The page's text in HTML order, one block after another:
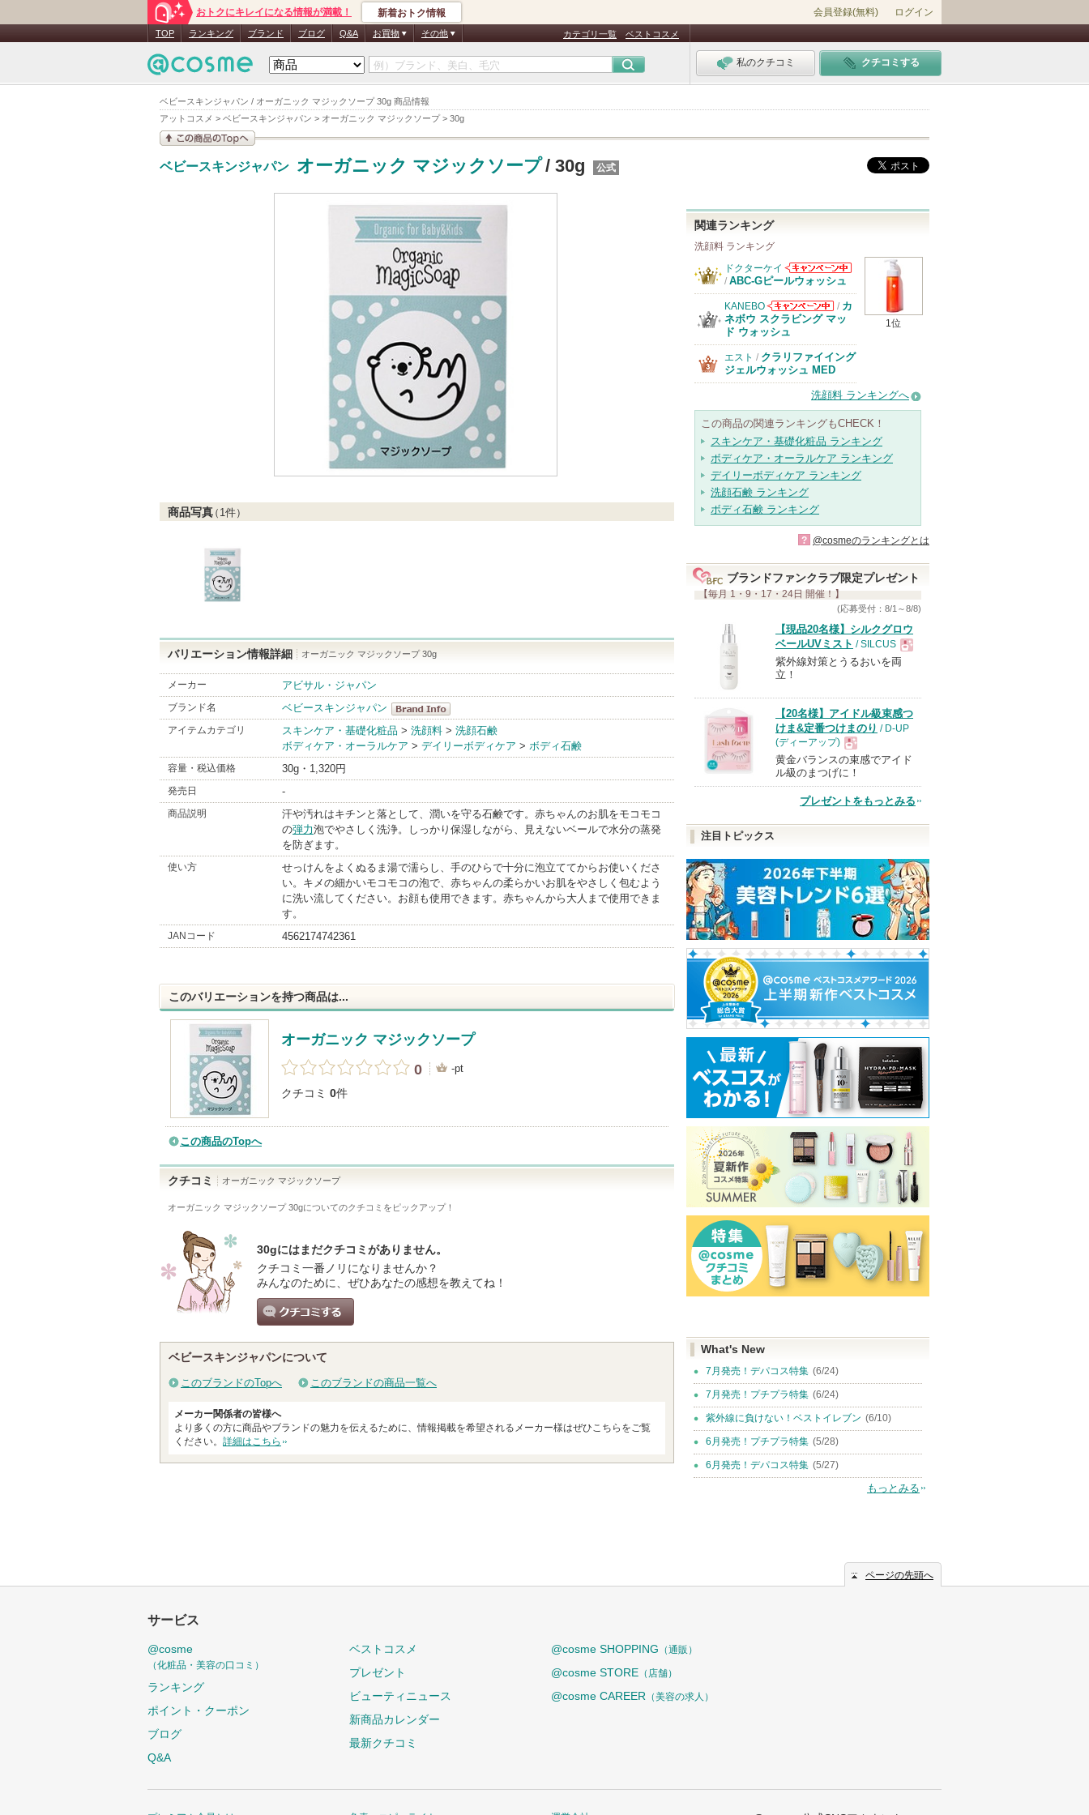
ベビースキンジャパン / オーガニック マジックソープ 30g 商品情報
アットコスメ > ベビースキンジャパン > オーガニック マジックソープ> 30g
おトクにキレイになる情報が満載！ 新着おトク情報 会員登録(無料) ログイン
TOP ランキング ブランド ブログ Q&A お買物 その他 カテゴリ一覧 ベストコスメ
私のクチコミ クチコミする
ベビースキンジャパン オーガニック マジックソープ/ 30g 公式
商品写真（ 1件）
バリエーション情報詳細 オーガニック マジックソープ 30g
メーカー アビサル・ジャパン
ブランド名
ベビースキンジャパン
ベビースキン
ジャパン
アイテムカテゴリ スキンケア・基礎化粧品 > 洗顔料 > 洗顔石鹸
ボディケア・オーラルケア > デイリーボディケア > ボディ石鹸
容量・税込価格 30g・1,320円
発売日 -
商品説明
汗や汚れはキチンと落として、潤いを守る石鹸です。赤ちゃんのお肌をモコモコ
の弾力泡でやさしく洗浄。しっかり保湿しながら、見えないベールで水分の蒸発
を防ぎます。
使い方
せっけんをよくぬるま湯で濡らし、手のひらで十分に泡立ててからお使いくださ
い。キメの細かいモコモコの泡で、赤ちゃんの柔らかいお肌をやさしく包むよう
に洗い流してください。お顔も使用できます。赤ちゃんから大人まで使用できま
す。
JANコード 4562174742361
このバリエーションを持つ商品は...
オーガニック マジックソープ
0
-pt
クチコミ 0件
この商品のTopへ
クチコミ オーガニック マジックソープ
オーガニック マジックソープ 30gについてのクチコミをピックアップ！
30gにはまだクチコミがありません。
クチコミ一番ノリになりませんか？
みんなのために、ぜひあなたの感想を教えてね！
ベビースキンジャパンについて
このブランドのTopへ このブランドの商品一覧へ
メーカー関係者の皆様へ
より多くの方に商品やブランドの魅力を伝えるために、情報掲載を希望されるメーカー様はぜひこちらをご覧
ください。 詳細はこちら
関連ランキング
洗顔料 ランキング
1位
ドクターケイ
ドクターケイか
らのお知らせが
あります
/ ABC-Gピールウォッシュ
KANEBO
KANEBOから
のお知らせがあ
/ カ
ネボウ スクラビング マッ
ド ウォッシュ
エスト / クラリファイイング
ジェルウォッシュ MED
洗顔料 ランキングへ
この商品の関連ランキングもCHECK！
スキンケア・基礎化粧品 ランキング
ボディケア・オーラルケア ランキング
デイリーボディケア ランキング
洗顔石鹸 ランキング
ボディ石鹸 ランキング
? @cosmeのランキングとは
ブランドファンクラブ限定プレゼント
【毎月 1・9・17・24日 開催！】
(応募受付：8/1～8/8)
【現品20名様】シルクグロウ
ベールUVミスト / SILCUS
現
品
紫外線対策とうるおいを両
立！
【20名様】アイドル級束感つ
けま&定番つけまのり / D-UP
(ディーアップ)
現
品
黄金バランスの束感でアイド
ル級のまつげに！
プレゼントをもっとみる
注目トピックス
What's New
7月発売！デパコス特集 (6/24)
7月発売！プチプラ特集 (6/24)
紫外線に負けない！ベストイレブン (6/10)
6月発売！プチプラ特集 (5/28)
6月発売！デパコス特集 (5/27)
もっとみる
ページの先頭へ
サービス
@cosme
（化粧品・美容の口コミ）
ランキング
ポイント・クーポン
ブログ
Q&A
ベストコスメ
プレゼント
ビューティニュース
新商品カレンダー
最新クチコミ
@cosme SHOPPING （通販）
@cosme STORE （店舗）
@cosme CAREER （美容の求人）